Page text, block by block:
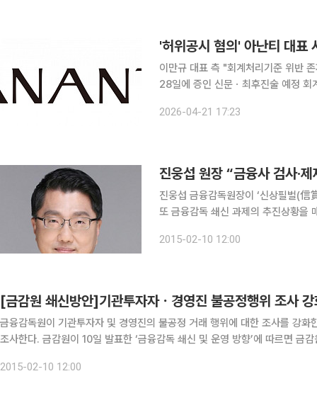
'허위공시 혐의' 아난티 대표
이만규 대표 측 "회계처리기준 위반
28일에 증인 신문ㆍ최후진술 예정 회계 허위공시 혐의로 1심에서 무죄를 선고받은 이만규 아난티
신청했다. 서울중앙지법 형사항
2026-04-21 17:23
진웅섭 원장 “금융사 검사·
진웅섭 금융감독원장이 ‘신상필벌(
또 금융감독 쇄신 과제의 추진상황을 매분
신뢰회복 등으로 구성된 ‘금융감독 쇄
2015-02-10 12:00
[금감원 쇄신방안]기관투자자ㆍ경영진 불공정행위 조사
금융감독원이 기관투자자 및 경영진의 불공정 거래 행위에 대한 조사를 강
조사한다. 금감원이 10일 발표한 ‘금융감독 쇄신 및 운영 방향’에 따르면 금감원은 주식불공정거래, 분식회계, 허위공시 등 자본시장 질서
2015-02-10 12:00